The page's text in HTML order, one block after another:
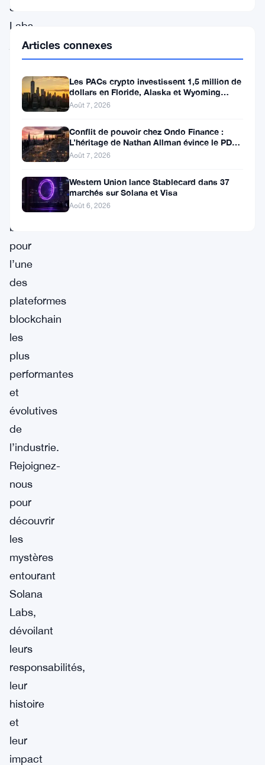
Solana
Labs
joue
rôle
crucial
mise
place
des
bases
pour
l’une
des
plateformes
blockchain
les
plus
performantes
et
évolutives
de
l’industrie.
Rejoignez-
nous
pour
découvrir
les
mystères
entourant
Solana
Labs,
dévoilant
leurs
responsabilités,
leur
histoire
et
leur
impact
Articles connexes
Les PACs crypto investissent 1,5 million de
dollars en Floride, Alaska et Wyoming
après un revers au Michigan
Août 7, 2026
Conflit de pouvoir chez Ondo Finance :
L’héritage de Nathan Allman évince le PDG
Ian De Bode le 24 juillet
Août 7, 2026
Western Union lance Stablecard dans 37
marchés sur Solana et Visa
Août 6, 2026